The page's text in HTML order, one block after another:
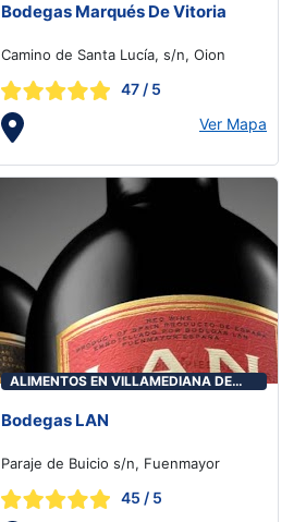
Bodegas Marqués De Vitoria
Camino de Santa Lucía, s/n, Oion
47 / 5
Ver Mapa
ALIMENTOS EN VILLAMEDIANA DE
Bodegas LAN
Paraje de Buicio s/n, Fuenmayor
45 / 5